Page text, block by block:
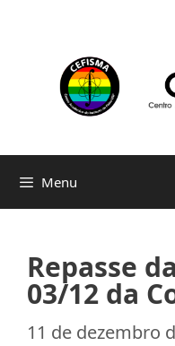
conteúdo
Menu
Repasse
03/12 da
11 de dezembro